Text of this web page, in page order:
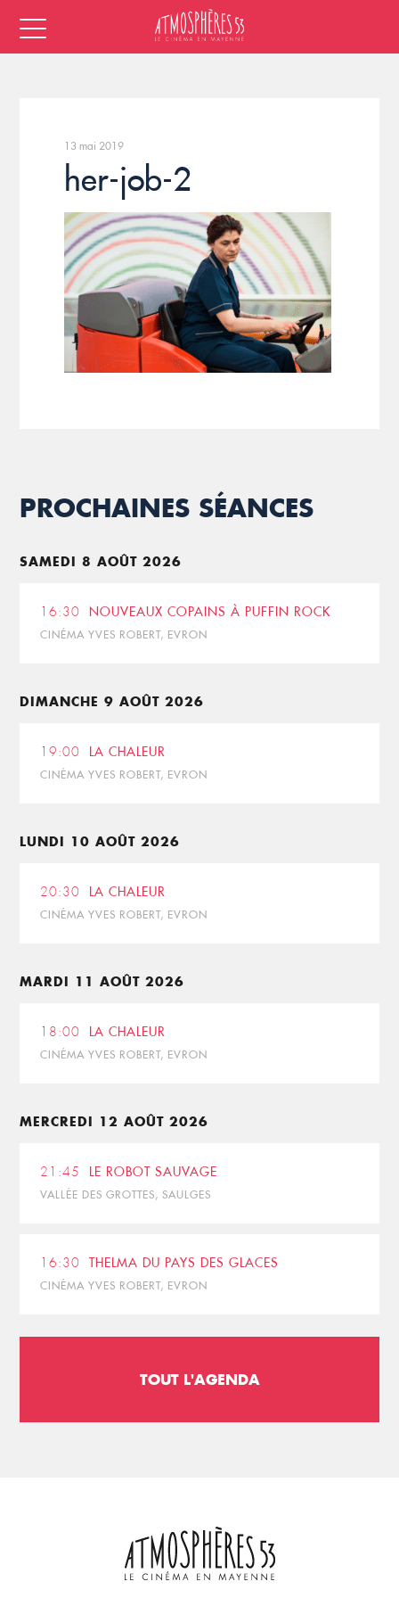
13 mai 2019
her-job-2
PROCHAINES SÉANCES
SAMEDI 8 AOÛT 2026
16:30 NOUVEAUX COPAINS À PUFFIN ROCK
CINÉMA YVES ROBERT, EVRON
DIMANCHE 9 AOÛT 2026
19:00 LA CHALEUR
CINÉMA YVES ROBERT, EVRON
LUNDI 10 AOÛT 2026
20:30 LA CHALEUR
CINÉMA YVES ROBERT, EVRON
MARDI 11 AOÛT 2026
18:00 LA CHALEUR
CINÉMA YVES ROBERT, EVRON
MERCREDI 12 AOÛT 2026
21:45 LE ROBOT SAUVAGE
VALLÉE DES GROTTES, SAULGES
16:30 THELMA DU PAYS DES GLACES
CINÉMA YVES ROBERT, EVRON
TOUT L'AGENDA